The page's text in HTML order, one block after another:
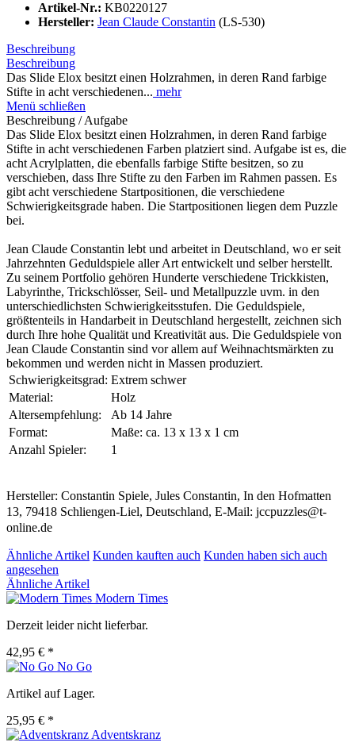
Artikel-Nr.: KB0220127
Hersteller: Jean Claude Constantin (LS-530)
Beschreibung
Beschreibung
Das Slide Elox besitzt einen Holzrahmen, in deren Rand farbige
Stifte in acht verschiedenen... mehr
Menü schließen
Beschreibung / Aufgabe
Das Slide Elox besitzt einen Holzrahmen, in deren Rand farbige
Stifte in acht verschiedenen Farben platziert sind. Aufgabe ist es, die
acht Acrylplatten, die ebenfalls farbige Stifte besitzen, so zu
verschieben, dass Ihre Stifte zu den Farben im Rahmen passen. Es
gibt acht verschiedene Startpositionen, die verschiedene
Schwierigkeitsgrade haben. Die Startpositionen liegen dem Puzzle
bei.
Jean Claude Constantin lebt und arbeitet in Deutschland, wo er seit
Jahrzehnten Geduldspiele aller Art entwickelt und selber herstellt.
Zu seinem Portfolio gehören Hunderte verschiedene Trickkisten,
Labyrinthe, Trickschlösser, Seil- und Metallpuzzle uvm. in den
unterschiedlichsten Schwierigkeitsstufen. Die Geduldspiele,
größtenteils in Handarbeit in Deutschland hergestellt, zeichnen sich
durch Ihre hohe Qualität und Kreativität aus. Die Geduldspiele von
Jean Claude Constantin sind vor allem auf Weihnachtsmärkten zu
bekommen und werden nicht in Massen produziert.
Schwierigkeitsgrad: Extrem schwer
Material:
Holz
Altersempfehlung:
Ab 14 Jahre
Format:
Maße: ca. 13 x 13 x 1 cm
Anzahl Spieler:
1
Hersteller: Constantin Spiele, Jules Constantin, In den Hofmatten
13, 79418 Schliengen-Liel, Deutschland, E-Mail: jccpuzzles@t-
online.de
Ähnliche Artikel Kunden kauften auch Kunden haben sich auch
angesehen
Ähnliche Artikel
Modern Times
Derzeit leider nicht lieferbar.
42,95 € *
No Go
Artikel auf Lager.
25,95 € *
Adventskranz